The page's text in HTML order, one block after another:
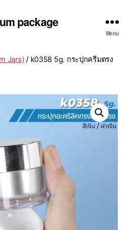
package
Menu
Jars) / k0358 5g. กระปุกครีมตรง